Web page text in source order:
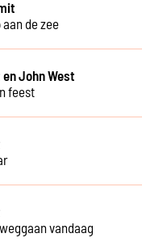
de zee
John West
feest
vandaag